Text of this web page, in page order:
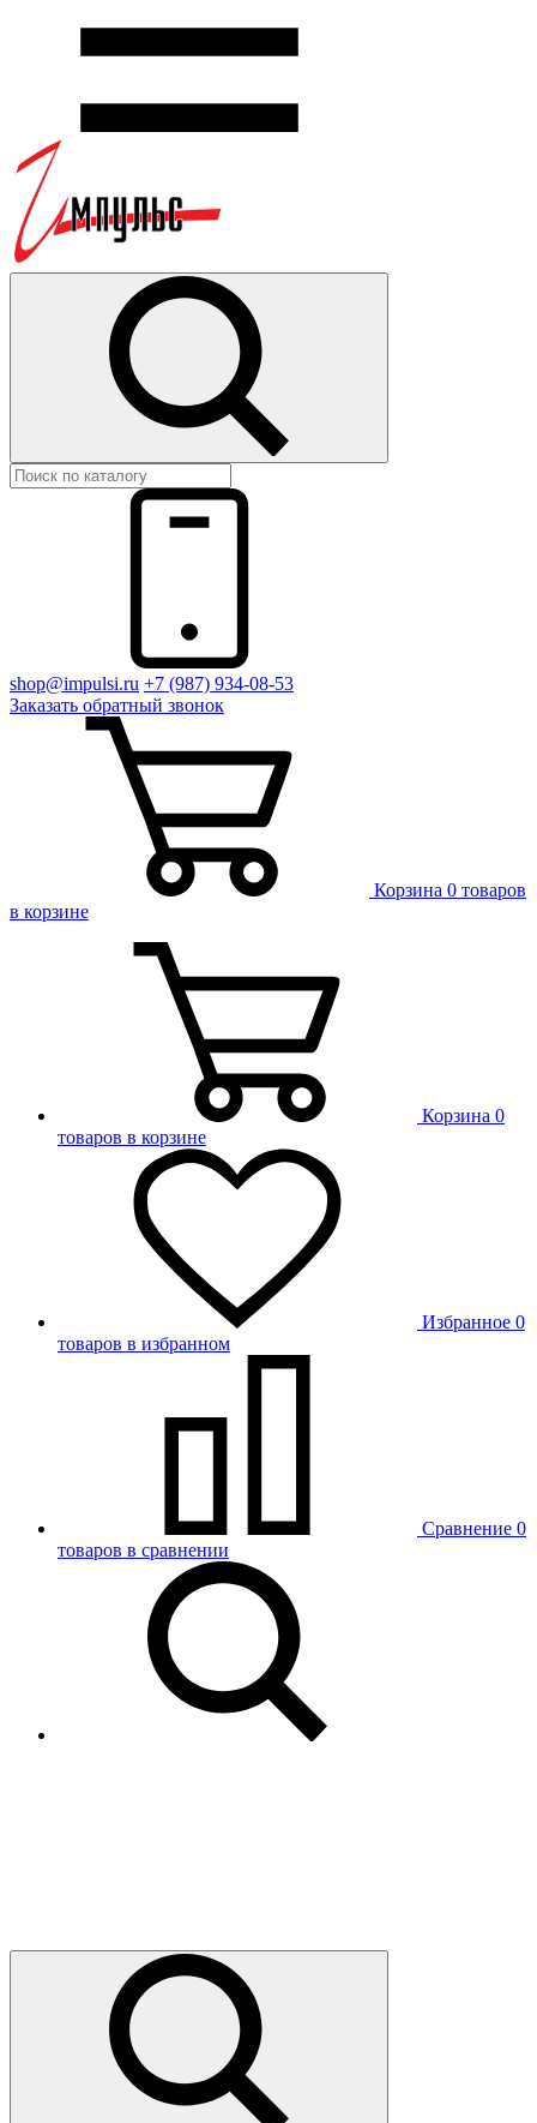
shop@impulsi.ru +7 (987) 934-08-53
Заказать обратный звонок
Корзина 0 товаров
в корзине
Корзина 0
товаров в корзине
Избранное 0
товаров в избранном
Сравнение 0
товаров в сравнении